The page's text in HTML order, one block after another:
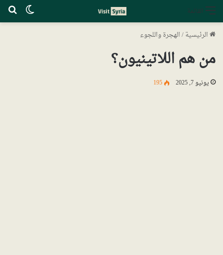
القائمة
الرئيسية/الهجرة واللجوء
من هم اللاتينيون؟
يونيو 7, 2025 195